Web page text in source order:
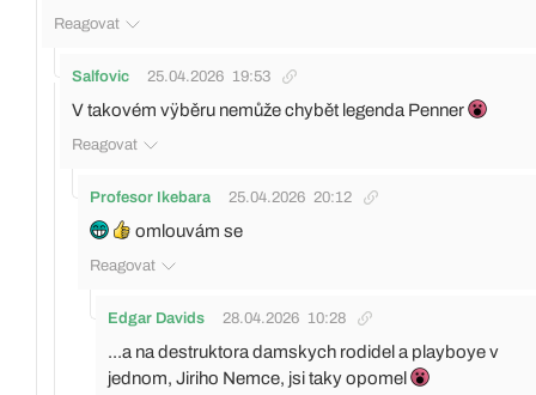
Reagovat
Salfovic 25.04.2026 19:53
V takovém vÿběru nemůže chybět legenda Penner
Reagovat
Profesor Ikebara 25.04.2026 20:12
omlouvám se
Reagovat
Edgar Davids 28.04.2026 10:28
...a na destruktora damskych rodidel a playboye v
jednom, Jiriho Nemce, jsi taky opomel